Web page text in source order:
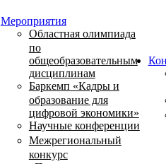
Мероприятия
Областная олимпиада
по
общеобразовательным
дисциплинам
Баркемп «Кадры и
образование для
цифровой экономики»
Научные конференции
Межрегиональный
конкурс